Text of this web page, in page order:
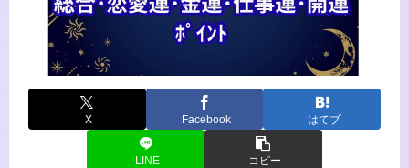
X Facebook はてブ
LINE コピー